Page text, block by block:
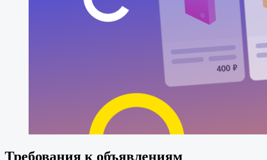
Требования к объявлениям